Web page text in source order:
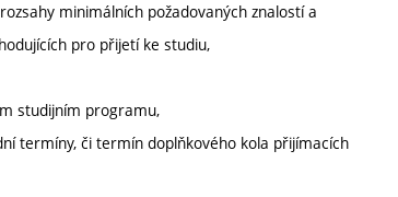
minimálních požadovaných znalostí a
pro přijetí ke studiu,
studijním programu,
termíny, či termín doplňkového kola přijímacích